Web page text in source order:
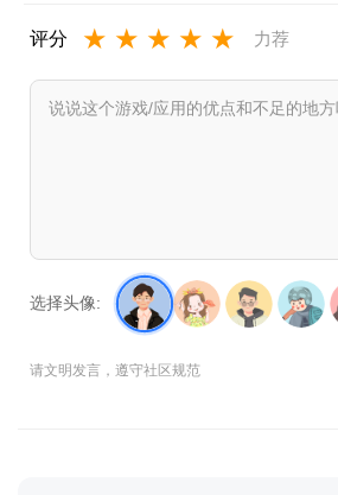
评分 ★ ★ ★ ★ ★ 力荐
选择头像:
请文明发言，遵守社区规范